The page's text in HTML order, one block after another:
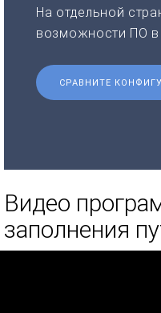
На отдельной
возможности ПО в
СРАВНИТЕ
Видео
заполнения